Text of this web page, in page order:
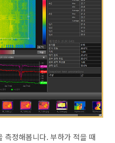
측정해봅니다. 부하가 적을 때